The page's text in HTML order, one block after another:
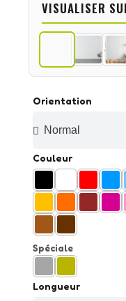
Orientation
Couleur
Spéciale
Longueur
VISUALISER